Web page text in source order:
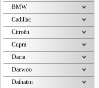
BMW
Cadillac
Citroën
Cupra
Dacia
Daewoo
Daihatsu